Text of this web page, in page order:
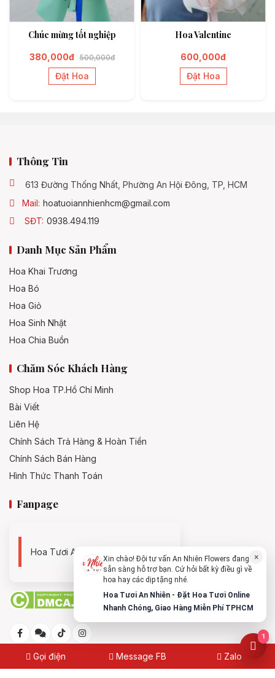
Chúc mừng tốt nghiệp
380,000đ 500,000đ
Đặt Hoa
Hoa Valentine
600,000đ
Đặt Hoa
Gọi điện Message FB Zalo
Thông Tin
613 Đường Thống Nhất, Phường An Hội Đông, TP, HCM
Mail: hoatuoiannhienhcm@gmail.com
SĐT: 0938.494.119
Danh Mục Sản Phẩm
Hoa Khai Trương
Hoa Bó
Hoa Giỏ
Hoa Sinh Nhật
Hoa Chia Buồn
Chăm Sóc Khách Hàng
Shop Hoa TP.Hồ Chí Minh
Bài Viết
Liên Hệ
Chính Sách Trả Hàng & Hoàn Tiền
Chính Sách Bán Hàng
Hình Thức Thanh Toán
Fanpage
Hoa Tươi An Nhiên - 0938494119 ×
Xin chào! Đội tư vấn An Nhiên Flowers đang
sẵn sàng hỗ trợ bạn. Cứ hỏi bất kỳ điều gì về
hoa hay các dịp tặng nhé.
Hoa Tươi An Nhiên - Đặt Hoa Tươi Online
Nhanh Chóng, Giao Hàng Miễn Phí TPHCM
1